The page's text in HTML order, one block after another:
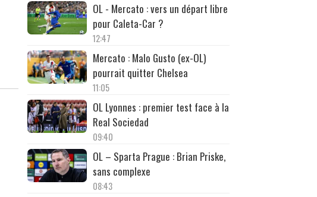
OL - Mercato : vers un départ libre
pour Caleta-Car ?
12:47
Mercato : Malo Gusto (ex-OL)
pourrait quitter Chelsea
11:05
OL Lyonnes : premier test face à la
Real Sociedad
09:40
OL – Sparta Prague : Brian Priske,
sans complexe
08:43